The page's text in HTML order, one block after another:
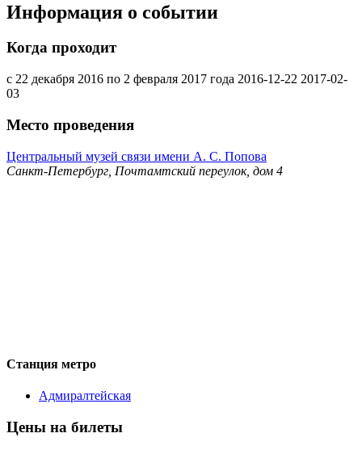
Информация о событии
Когда проходит
с 22 декабря 2016 по 2 февраля 2017 года 2016-12-22 2017-02-
03
Место проведения
Центральный музей связи имени А. С. Попова
Санкт-Петербург, Почтамтский переулок, дом 4
Станция метро
Адмиралтейская
Цены на билеты